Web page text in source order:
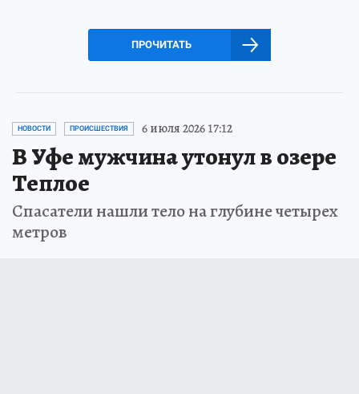
ПРОЧИТАТЬ
НОВОСТИ ПРОИСШЕСТВИЯ 6 июля 2026 17:12
В Уфе мужчина утонул в озере
Теплое
Спасатели нашли тело на глубине четырех
метров